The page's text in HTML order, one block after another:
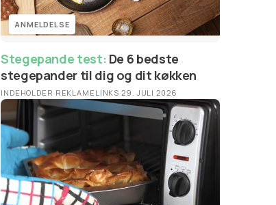
ANMELDELSE
Stegepande test:
stegepander til dig og dit køkken
INDEHOLDER REKLAMELINKS·29. JULI 2026